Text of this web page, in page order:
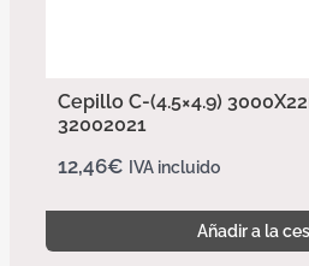
Cepillo C-(4.5×4.9)
32002021
12,46€ IVA incluido
Añadir a la